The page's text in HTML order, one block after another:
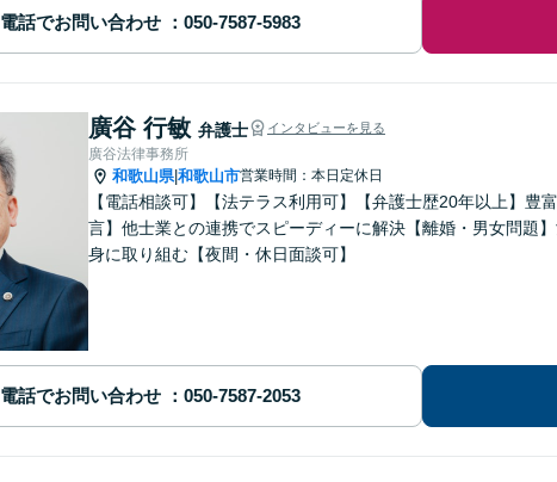
電話でお問い合わせ
廣谷 行敏 弁護士 インタビューを見る
廣谷法律事務所
和歌山県|和歌山市営業時間：本日定休日
【電話相談可】【法テラス利用可】【弁護士歴20年以上】
言】他士業との連携でスピーディーに解決【離婚・男女問題
身に取り組む【夜間・休日面談可】
電話でお問い合わせ